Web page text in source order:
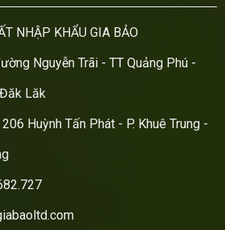
NHẬP KHẨU GIA BẢO
Nguyễn Trãi - TT Quảng Phú -
Lăk
Huỳnh Tấn Phát - P. Khuê Trung -